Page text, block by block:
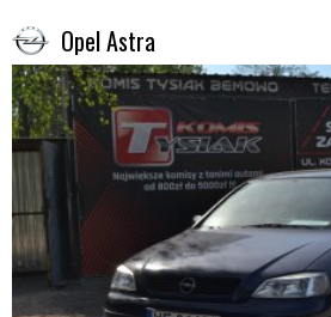
Opel Astra